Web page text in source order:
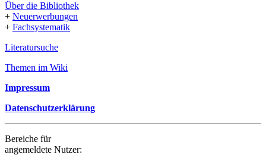
Über die Bibliothek
+ Neuerwerbungen
+ Fachsystematik
Literatursuche
Themen im Wiki
Impressum
Datenschutzerklärung
Bereiche für
angemeldete Nutzer: